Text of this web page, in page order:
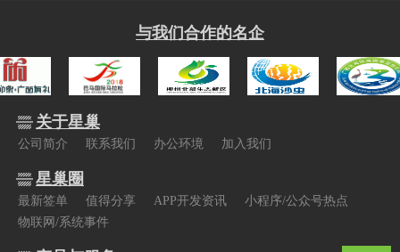
与我们合作的名企
关于星巢
公司简介 联系我们 办公环境 加入我们
星巢圈
最新签单 值得分享 APP开发资讯
小程序/公众号热点
物联网/系统事件